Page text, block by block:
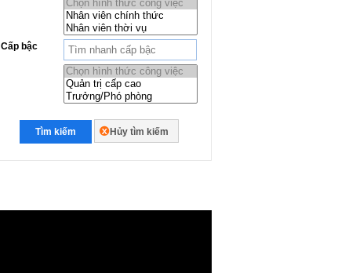
Cấp bậc
Tìm kiếm Hủy tìm kiếm